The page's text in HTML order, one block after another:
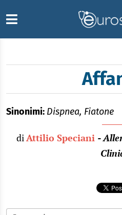
Sinonimi: Dispnea, Fiatone
diAttilio Speciani -